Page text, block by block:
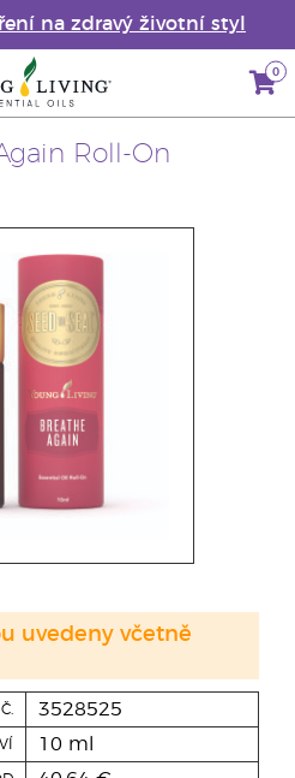
na zdravý životní styl
0
Roll-On
3528525
10 ml
uvedeny včetně